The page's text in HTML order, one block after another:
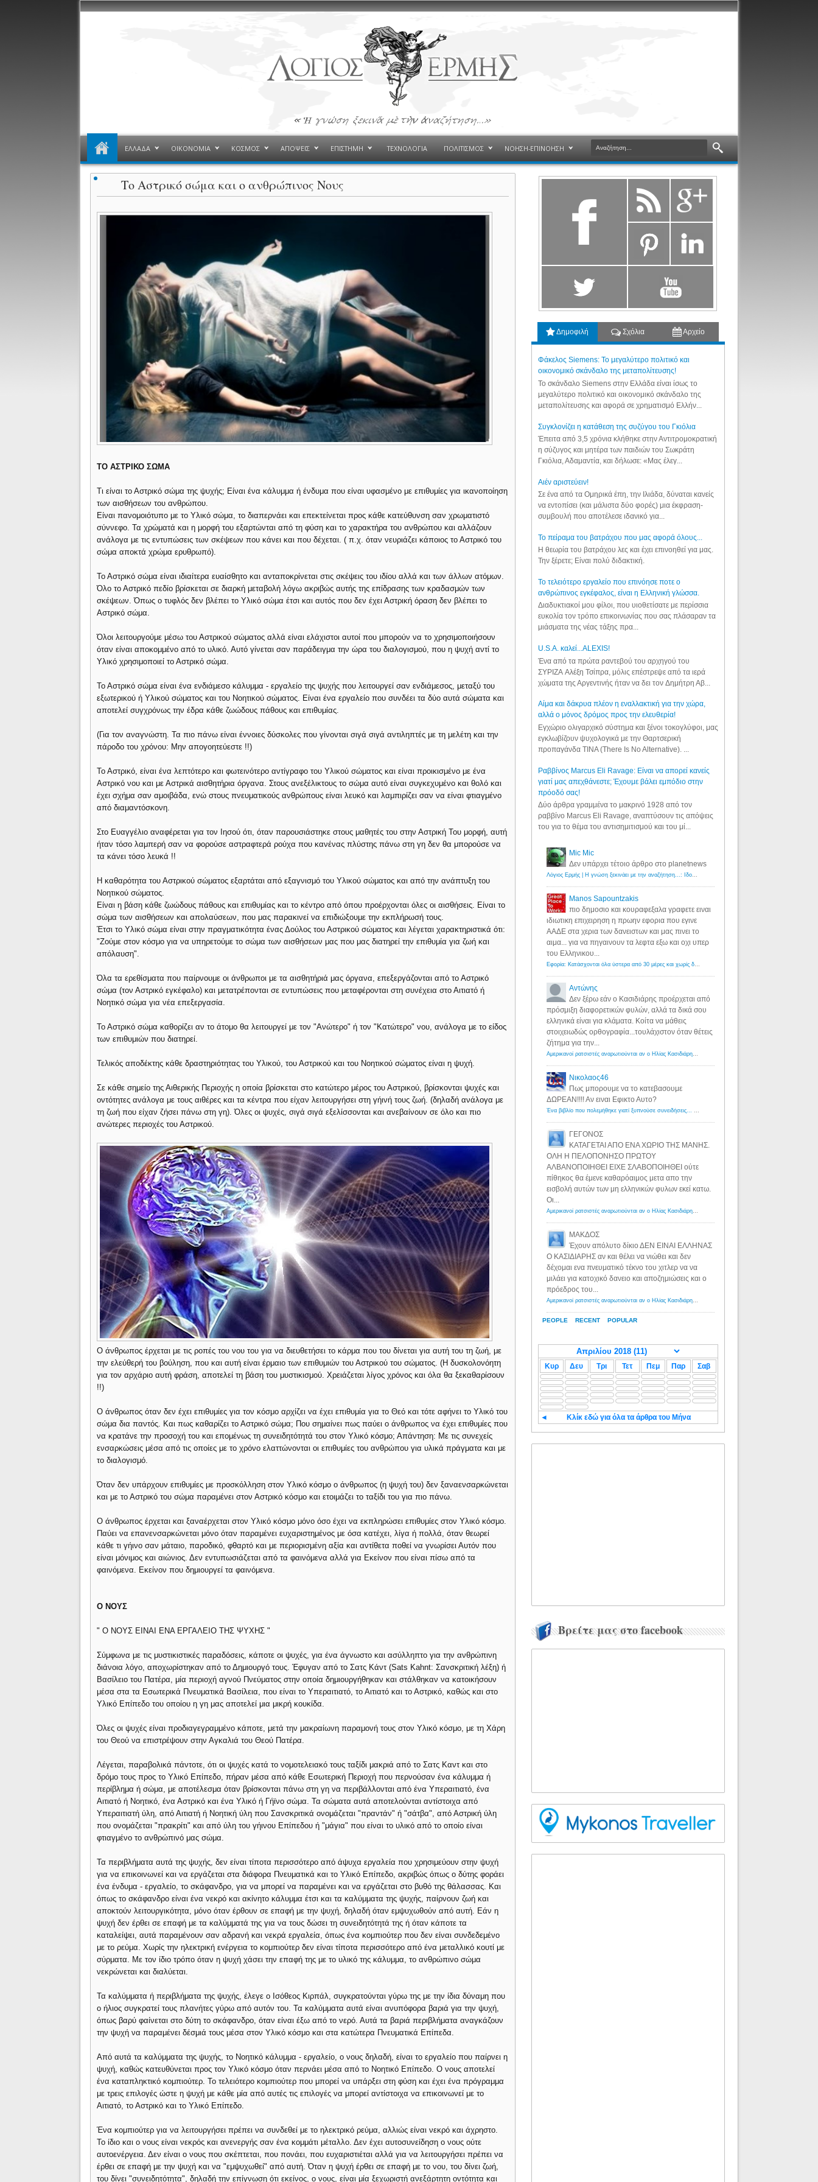
ΕΛΛΑΔΑ ΟΙΚΟΝΟΜΙΑ ΚΟΣΜΟΣ ΑΠΟΨΕΙΣ ΕΠΙΣΤΗΜΗ ΤΕΧΝΟΛΟΓΙΑ ΠΟΛΙΤΙΣΜΟΣ ΝΟΗΣΗ-ΕΠΙΝΟΗΣΗ
Το Αστρικό σώμα και ο ανθρώπινος Νους
ΤΟ ΑΣΤΡΙΚΟ ΣΩΜΑ
Τι είναι το Αστρικό σώμα της ψυχής; Είναι ένα κάλυμμα ή ένδυμα που είναι υφασμένο με επιθυμίες για ικανοποίηση
των αισθήσεων του ανθρώπου.
Είναι πανομοιότυπο με το Υλικό σώμα, το διαπερνάει και επεκτείνεται προς κάθε κατεύθυνση σαν χρωματιστό
σύννεφο. Τα χρώματά και η μορφή του εξαρτώνται από τη φύση και το χαρακτήρα του ανθρώπου και αλλάζουν
ανάλογα με τις εντυπώσεις των σκέψεων που κάνει και που δέχεται. ( π.χ. όταν νευριάζει κάποιος το Αστρικό του
σώμα αποκτά χρώμα ερυθρωπό).
Το Αστρικό σώμα είναι ιδιαίτερα ευαίσθητο και ανταποκρίνεται στις σκέψεις του ιδίου αλλά και των άλλων ατόμων.
Όλο το Αστρικό πεδίο βρίσκεται σε διαρκή μεταβολή λόγω ακριβώς αυτής της επίδρασης των κραδασμών των
σκέψεων. Όπως ο τυφλός δεν βλέπει το Υλικό σώμα έτσι και αυτός που δεν έχει Αστρική όραση δεν βλέπει το
Αστρικό σώμα.
Όλοι λειτουργούμε μέσω του Αστρικού σώματος αλλά είναι ελάχιστοι αυτοί που μπορούν να το χρησιμοποιήσουν
όταν είναι αποκομμένο από το υλικό. Αυτό γίνεται σαν παράδειγμα την ώρα του διαλογισμού, που η ψυχή αντί το
Υλικό χρησιμοποιεί το Αστρικό σώμα.
Το Αστρικό σώμα είναι ένα ενδιάμεσο κάλυμμα - εργαλείο της ψυχής που λειτουργεί σαν ενδιάμεσος, μεταξύ του
εξωτερικού ή Υλικού σώματος και του Νοητικού σώματος. Είναι ένα εργαλείο που συνδέει τα δύο αυτά σώματα και
αποτελεί συγχρόνως την έδρα κάθε ζωώδους πάθους και επιθυμίας.
(Για τον αναγνώστη. Τα πιο πάνω είναι έννοιες δύσκολες που γίνονται σιγά σιγά αντιληπτές με τη μελέτη και την
πάροδο του χρόνου: Mην απoγοητεύεστε !!)
Το Αστρικό, είναι ένα λεπτότερο και φωτεινότερο αντίγραφο του Υλικού σώματος και είναι προικισμένο με ένα
Αστρικό νου και με Αστρικά αισθητήρια όργανα. Στους ανεξέλικτους το σώμα αυτό είναι συγκεχυμένο και θολό και
έχει σχήμα σαν αμοιβάδα, ενώ στους πνευματικούς ανθρώπους είναι λευκό και λαμπιρίζει σαν να είναι φτιαγμένο
από διαμαντόσκονη.
Στο Ευαγγέλιο αναφέρεται για τον Ιησού ότι, όταν παρουσιάστηκε στους μαθητές του στην Αστρική Του μορφή, αυτή
ήταν τόσο λαμπερή σαν να φορούσε αστραφτερά ρούχα που κανένας πλύστης πάνω στη γη δεν θα μπορούσε να
τα κάνει τόσο λευκά !!
Η καθαρότητα του Αστρικού σώματος εξαρτάται από εξαγνισμό του Υλικού σώματος και από την ανάπτυξη του
Νοητικού σώματος.
Είναι η βάση κάθε ζωώδους πάθους και επιθυμίας και το κέντρο από όπου προέρχονται όλες οι αισθήσεις. Είναι το
σώμα των αισθήσεων και απολαύσεων, που μας παρακινεί να επιδιώξουμε την εκπλήρωσή τους.
Έτσι το Υλικό σώμα είναι στην πραγματικότητα ένας Δούλος του Αστρικού σώματος και λέγεται χαρακτηριστικά ότι:
"Ζούμε στον κόσμο για να υπηρετούμε το σώμα των αισθήσεων μας που μας διατηρεί την επιθυμία για ζωή και
απόλαυση".
Όλα τα ερεθίσματα που παίρνουμε οι άνθρωποι με τα αισθητήριά μας όργανα, επεξεργάζονται από το Αστρικό
σώμα (τον Αστρικό εγκέφαλο) και μετατρέπονται σε εντυπώσεις που μεταφέρονται στη συνέχεια στο Αιτιατό ή
Νοητικό σώμα για νέα επεξεργασία.
Το Αστρικό σώμα καθορίζει αν το άτομο θα λειτουργεί με τον "Ανώτερο" ή τον "Κατώτερο" νου, ανάλογα με το είδος
των επιθυμιών που διατηρεί.
Τελικός αποδέκτης κάθε δραστηριότητας του Υλικού, του Αστρικού και του Νοητικού σώματος είναι η ψυχή.
Σε κάθε σημείο της Αιθερικής Περιοχής η οποία βρίσκεται στο κατώτερο μέρος του Αστρικού, βρίσκονται ψυχές και
οντότητες ανάλογα με τους αιθέρες και τα κέντρα που είχαν λειτουργήσει στη γήινή τους ζωή. (δηλαδή ανάλογα με
τη ζωή που είχαν ζήσει πάνω στη γη). Όλες οι ψυχές, σιγά σιγά εξελίσσονται και ανεβαίνουν σε όλο και πιο
ανώτερες περιοχές του Αστρικού.
Ο άνθρωπος έρχεται με τις ροπές του νου του για να διευθετήσει το κάρμα που του δίνεται για αυτή του τη ζωή, με
την ελεύθερή του βούληση, που και αυτή είναι έρμαιο των επιθυμιών του Αστρικού του σώματος. (Η δυσκολονόητη
για τον αρχάριο αυτή φράση, αποτελεί τη βάση του μυστικισμού. Χρειάζεται λίγος χρόνος και όλα θα ξεκαθαρίσουν
!!)
Ο άνθρωπος όταν δεν έχει επιθυμίες για τον κόσμο αρχίζει να έχει επιθυμία για το Θεό και τότε αφήνει το Υλικό του
σώμα δια παντός. Και πως καθαρίζει το Αστρικό σώμα; Που σημαίνει πως παύει ο άνθρωπος να έχει επιθυμίες που
να κρατάνε την προσοχή του και επομένως τη συνειδητότητά του στον Υλικό κόσμο; Απάντηση: Με τις συνεχείς
ενσαρκώσεις μέσα από τις οποίες με το χρόνο ελαττώνονται οι επιθυμίες του ανθρώπου για υλικά πράγματα και με
το διαλογισμό.
Όταν δεν υπάρχουν επιθυμίες με προσκόλληση στον Υλικό κόσμο ο άνθρωπος (η ψυχή του) δεν ξαναενσαρκώνεται
και με το Αστρικό του σώμα παραμένει στον Αστρικό κόσμο και ετοιμάζει το ταξίδι του για πιο πάνω.
Ο άνθρωπος έρχεται και ξαναέρχεται στον Υλικό κόσμο μόνο όσο έχει να εκπληρώσει επιθυμίες στον Υλικό κόσμο.
Παύει να επανενσαρκώνεται μόνο όταν παραμένει ευχαριστημένος με όσα κατέχει, λίγα ή πολλά, όταν θεωρεί
κάθε τι γήινο σαν μάταιο, παροδικό, φθαρτό και με περιορισμένη αξία και αντίθετα ποθεί να γνωρίσει Αυτόν που
είναι μόνιμος και αιώνιος. Δεν εντυπωσιάζεται από τα φαινόμενα αλλά για Εκείνον που είναι πίσω από τα
φαινόμενα. Εκείνον που δημιουργεί τα φαινόμενα.
Ο ΝΟΥΣ
" Ο ΝΟΥΣ ΕΙΝΑΙ ΕΝΑ ΕΡΓΑΛΕΙΟ ΤΗΣ ΨΥΧΗΣ "
Σύμφωνα με τις μυστικιστικές παραδόσεις, κάποτε οι ψυχές, για ένα άγνωστο και ασύλληπτο για την ανθρώπινη
διάνοια λόγο, αποχωρίστηκαν από το Δημιουργό τους. Έφυγαν από το Σατς Κάντ (Sats Kahnt: Σανσκριτική λέξη) ή
Βασίλειο του Πατέρα, μία περιοχή αγνού Πνεύματος στην οποία δημιουργήθηκαν και στάλθηκαν να κατοικήσουν
μέσα στα τα Εσωτερικά Πνευματικά Βασίλεια, που είναι το Υπεραιτιατό, το Αιτιατό και το Αστρικό, καθώς και στο
Υλικό Επίπεδο του οποίου η γη μας αποτελεί μια μικρή κουκίδα.
Όλες οι ψυχές είναι προδιαγεγραμμένο κάποτε, μετά την μακραίωνη παραμονή τους στον Υλικό κόσμο, με τη Χάρη
του Θεού να επιστρέψουν στην Αγκαλιά του Θεού Πατέρα.
Λέγεται, παραβολικά πάντοτε, ότι οι ψυχές κατά το νομοτελειακό τους ταξίδι μακριά από το Σατς Καντ και στο
δρόμο τους προς το Υλικό Επίπεδο, πήραν μέσα από κάθε Εσωτερική Περιοχή που περνούσαν ένα κάλυμμα ή
περίβλημα ή σώμα, με αποτέλεσμα όταν βρίσκονται πάνω στη γη να περιβάλλονται από ένα Υπεραιτιατό, ένα
Αιτιατό ή Νοητικό, ένα Αστρικό και ένα Υλικό ή Γήϊνο σώμα. Τα σώματα αυτά αποτελούνται αντίστοιχα από
Υπεραιτιατή ύλη, από Αιτιατή ή Νοητική ύλη που Σανσκριτικά ονομάζεται "πραντάν" ή "σάτβα", από Αστρική ύλη
που ονομάζεται "πρακρίτι" και από ύλη του γήινου Επίπεδου ή "μάγια" που είναι το υλικό από το οποίο είναι
φτιαγμένο το ανθρώπινό μας σώμα.
Τα περιβλήματα αυτά της ψυχής, δεν είναι τίποτα περισσότερο από άψυχα εργαλεία που χρησιμεύουν στην ψυχή
για να επικοινωνεί και να εργάζεται στα διάφορα Πνευματικά και το Υλικό Επίπεδο, ακριβώς όπως ο δύτης φοράει
ένα ένδυμα - εργαλείο, το σκάφανδρο, για να μπορεί να παραμένει και να εργάζεται στο βυθό της θάλασσας. Και
όπως το σκάφανδρο είναι ένα νεκρό και ακίνητο κάλυμμα έτσι και τα καλύμματα της ψυχής, παίρνουν ζωή και
αποκτούν λειτουργικότητα, μόνο όταν έρθουν σε επαφή με την ψυχή, δηλαδή όταν εμψυχωθούν από αυτή. Εάν η
ψυχή δεν έρθει σε επαφή με τα καλύμματά της για να τους δώσει τη συνειδητότητά της ή όταν κάποτε τα
καταλείψει, αυτά παραμένουν σαν αδρανή και νεκρά εργαλεία, όπως ένα κομπιούτερ που δεν είναι συνδεδεμένο
με το ρεύμα. Χωρίς την ηλεκτρική ενέργεια το κομπιούτερ δεν είναι τίποτα περισσότερο από ένα μεταλλικό κουτί με
σύρματα. Με τον ίδιο τρόπο όταν η ψυχή χάσει την επαφή της με το υλικό της κάλυμμα, το ανθρώπινο σώμα
νεκρώνεται και διαλύεται.
Τα καλύμματα ή περιβλήματα της ψυχής, έλεγε ο Ισόθεος Κιρπάλ, συγκρατούνται γύρω της με την ίδια δύναμη που
ο ήλιος συγκρατεί τους πλανήτες γύρω από αυτόν του. Τα καλύμματα αυτά είναι ανυπόφορα βαριά για την ψυχή,
όπως βαρύ φαίνεται στο δύτη το σκάφανδρο, όταν είναι έξω από το νερό. Αυτά τα βαριά περιβλήματα αναγκάζουν
την ψυχή να παραμένει δέσμιά τους μέσα στον Υλικό κόσμο και στα κατώτερα Πνευματικά Επίπεδα.
Από αυτά τα καλύμματα της ψυχής, το Νοητικό κάλυμμα - εργαλείο, ο νους δηλαδή, είναι το εργαλείο που παίρνει η
ψυχή, καθώς κατευθύνεται προς τον Υλικό κόσμο όταν περνάει μέσα από το Νοητικό Επίπεδο. Ο νους αποτελεί
ένα καταπληκτικό κομπιούτερ. Το τελειότερο κομπιούτερ που μπορεί να υπάρξει στη φύση και έχει ένα πρόγραμμα
με τρεις επιλογές ώστε η ψυχή με κάθε μία από αυτές τις επιλογές να μπορεί αντίστοιχα να επικοινωνεί με το
Αιτιατό, το Αστρικό και το Υλικό Επίπεδο.
Ένα κομπιούτερ για να λειτουργήσει πρέπει να συνδεθεί με το ηλεκτρικό ρεύμα, αλλιώς είναι νεκρό και άχρηστο.
Το ίδιο και ο νους είναι νεκρός και ανενεργής σαν ένα κομμάτι μέταλλο. Δεν έχει αυτοσυνείδηση ο νους ούτε
αυτοενέργεια. Δεν είναι ο νους που σκέπτεται, που πονάει, που ευχαριστιέται αλλά για να λειτουργήσει πρέπει να
έρθει σε επαφή με την ψυχή και να "εμψυχωθεί" από αυτή. Όταν η ψυχή έρθει σε επαφή με το νου, του δίνει ζωή,
του δίνει "συνειδητότητα", δηλαδή την επίγνωση ότι εκείνος, ο νους, είναι μία ξεχωριστή ανεξάρτητη οντότητα και
Δημοφιλή Σχόλια Αρχείο
Φάκελος Siemens: Το μεγαλύτερο πολιτικό και
οικονομικό σκάνδαλο της μεταπολίτευσης!
Το σκάνδαλο Siemens στην Ελλάδα είναι ίσως το
μεγαλύτερο πολιτικό και οικονομικό σκάνδαλο της
μεταπολίτευσης και αφορά σε χρηματισμό Ελλήν...
Συγκλονίζει η κατάθεση της συζύγου του Γκιόλια
Έπειτα από 3,5 χρόνια κλήθηκε στην Αντιτρομοκρατική
η σύζυγος και μητέρα των παιδιών του Σωκράτη
Γκιόλια, Αδαμαντία, και δήλωσε: «Μας έλεγ...
Aιέν αριστεύειν!
Σε ένα από τα Ομηρικά έπη, την Ιλιάδα, δύναται κανείς
να εντοπίσει (και μάλιστα δύο φορές) μια έκφραση-
συμβουλή που αποτέλεσε ιδανικό για...
Το πείραμα του βατράχου που μας αφορά όλους...
Η θεωρία του βατράχου λες και έχει επινοηθεί για μας.
Την ξέρετε; Είναι πολύ διδακτική.
Το τελειότερο εργαλείο που επινόησε ποτε ο
ανθρώπινος εγκέφαλος, είναι η Ελληνική γλώσσα.
Διαδυκτιακοί μου φίλοι, που υιοθετίσατε με περίσσια
ευκολία τον τρόπο επικοινωνίας που σας πλάσαραν τα
μιάσματα της νέας τάξης πρα...
U.S.A. καλεί...ALEXIS!
Ένα από τα πρώτα ραντεβού του αρχηγού του
ΣΥΡΙΖΑ Αλέξη Τσίπρα, μόλις επέστρεψε από τα ιερά
χώματα της Αργεντινής ήταν να δει τον Δημήτρη Αβ...
Αίμα και δάκρυα πλέον η εναλλακτική για την χώρα,
αλλά ο μόνος δρόμος προς την ελευθερία!
Εγχώριο ολιγαρχικό σύστημα και ξένοι τοκογλύφοι, μας
εγκλωβίζουν ψυχολογικά με την Θαρτσερική
προπαγάνδα TINA (There Is No Alternative). ...
Ραββίνος Marcus Eli Ravage: Είναι να απορεί κανείς
γιατί μας απεχθάνεστε; Έχουμε βάλει εμπόδιο στην
πρόοδό σας!
Δύο άρθρα γραμμένα το μακρινό 1928 από τον
ραββίνο Marcus Eli Ravage, αναπτύσουν τις απόψεις
του για το θέμα του αντισημιτισμού και του μί...
PEOPLE RECENT POPULAR
Mic Mic
Δεν υπάρχει τέτοιο άρθρο στο planetnews
Λόγιος Ερμής | Η γνώση ξεκινάει με την αναζήτηση...: Ιδού οι 18 που χρωστούν 11 δις ευρώ!
Manos Sapountzakis
πιο δημοσιο και κουραφεξαλα γραφετε ειναι
ιδιωτικη επιχειρηση η πρωην εφορια που εγινε
ΑΑΔΕ στα χερια των δανειστων και μας πινει το
αιμα... για να πηγαινουν τα λεφτα εξω και οχι υπερ
του Ελληνικου...
Εφορία: Κατάσχονται όλα ύστερα από 30 μέρες και χωρίς δικαστικές αποφάσεις - Λόγιος Ερμής
Αντώνης
Δεν ξέρω εάν ο Κασιδιάρης προέρχεται από
πρόσμιξη διαφορετικών φυλών, αλλά τα δικά σου
ελληνικά είναι για κλάματα. Κοίτα να μάθεις
στοιχειωδώς ορθογραφία...τουλάχιστον όταν θέτεις
ζήτημα για την...
Αμερικανοί ρατσιστές αναρωτιούνται αν ο Ηλίας Κασιδιάρης ανήκει στη λευκή φυλή... - Λόγιος Ερμής
Νικολαος46
Πως μπορουμε να το κατεβασουμε
ΔΩΡΕΑΝ!!!! Αν ειναι Εφικτο Αυτο?
Ένα βιβλίο που πολεμήθηκε γιατί ξυπνούσε συνειδήσεις... - Λόγιος Ερμής | Η γνώση ξεκινάει με την αναζήτηση...
ΓΕΓΟΝΟΣ
ΚΑΤΑΓΕΤΑΙ ΑΠΟ ΕΝΑ ΧΩΡΙΟ ΤΗΣ ΜΑΝΗΣ.
ΟΛΗ Η ΠΕΛΟΠΟΝΗΣΟ ΠΡΩΤΟΥ
ΑΛΒΑΝΟΠΟΙΗΘΕΙ ΕΙΧΕ ΣΛΑΒΟΠΟΙΗΘΕΙ ούτε
πίθηκος θα έμενε καθαρόαιμος μετα απο την
εισβολή αυτών των μη ελληνικών φυλων εκεί κατω.
Οι...
Αμερικανοί ρατσιστές αναρωτιούνται αν ο Ηλίας Κασιδιάρης ανήκει στη λευκή φυλή... - Λόγιος Ερμής
ΜΑΚΔΟΣ
Έχουν απόλυτο δίκιο ΔΕΝ ΕΙΝΑΙ ΕΛΛΗΝΑΣ
Ο ΚΑΣΙΔΙΑΡΗΣ αν και θέλει να νιώθει και δεν
δέχομαι ενα πνευματικό τέκνο του χιτλερ να να
μιλάει για κατοχικό δανειο και αποζημιώσεις και ο
πρόεδρος του...
Αμερικανοί ρατσιστές αναρωτιούνται αν ο Ηλίας Κασιδιάρης ανήκει στη λευκή φυλή... - Λόγιος Ερμής
Κυρ Δευ Τρι Τετ Πεμ Παρ Σαβ
◄ Κλίκ εδώ για όλα τα άρθρα του Μήνα
Βρείτε μας στο facebook